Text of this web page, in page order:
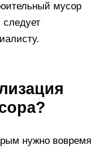
мусор
следует
нужно вовремя